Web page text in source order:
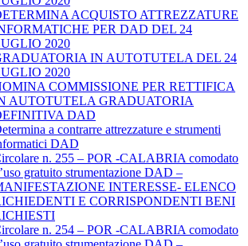
ACQUISTO ATTREZZATURE
PER DAD DEL 24
2020
IN AUTOTUTELA DEL 24
2020
COMMISSIONE PER RETTIFICA
AUTOTUTELA GRADUATORIA
DAD
a contrarre attrezzature e strumenti
DAD
n. 255 – POR -CALABRIA comodato
gratuito strumentazione DAD –
INTERESSE- ELENCO
E CORRISPONDENTI BENI
n. 254 – POR -CALABRIA comodato